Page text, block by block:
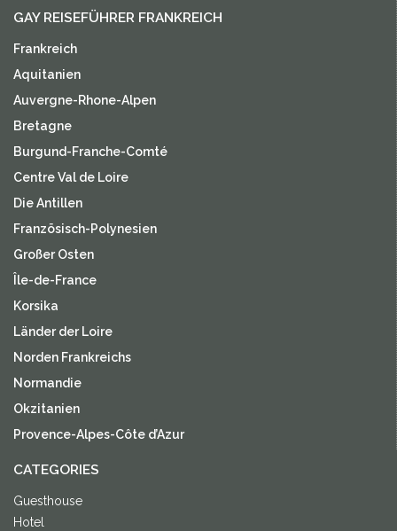
GAY REISEFÜHRER FRANKREICH
Frankreich
Aquitanien
Auvergne-Rhone-Alpen
Bretagne
Burgund-Franche-Comté
Centre Val de Loire
Die Antillen
Französisch-Polynesien
Großer Osten
Île-de-France
Korsika
Länder der Loire
Norden Frankreichs
Normandie
Okzitanien
Provence-Alpes-Côte d’Azur
CATEGORIES
Guesthouse
Hotel